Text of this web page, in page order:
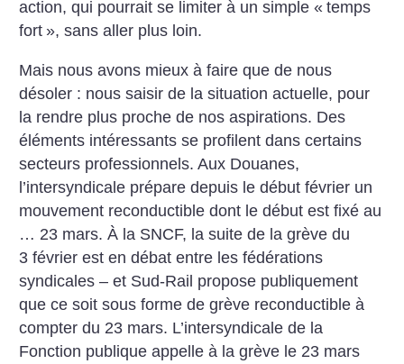
action, qui pourrait se limiter à un simple « temps
fort », sans aller plus loin.
Mais nous avons mieux à faire que de nous
désoler : nous saisir de la situation actuelle, pour
la rendre plus proche de nos aspirations. Des
éléments intéressants se profilent dans certains
secteurs professionnels. Aux Douanes,
l’intersyndicale prépare depuis le début février un
mouvement reconductible dont le début est fixé au
… 23 mars. À la SNCF, la suite de la grève du
3 février est en débat entre les fédérations
syndicales – et Sud-Rail propose publiquement
que ce soit sous forme de grève reconductible à
compter du 23 mars. L’intersyndicale de la
Fonction publique appelle à la grève le 23 mars